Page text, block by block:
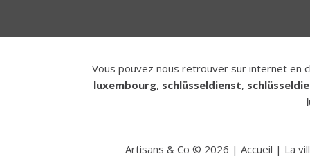
Vous pouvez nous retrouver sur internet en
luxembourg, schlüsseldienst,
Artisans & Co © 2026 | Accueil | La